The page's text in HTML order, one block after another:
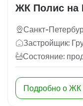
ЖК Полис на
Санкт-
Застройщик:
Состояние:
Подробно о ЖК